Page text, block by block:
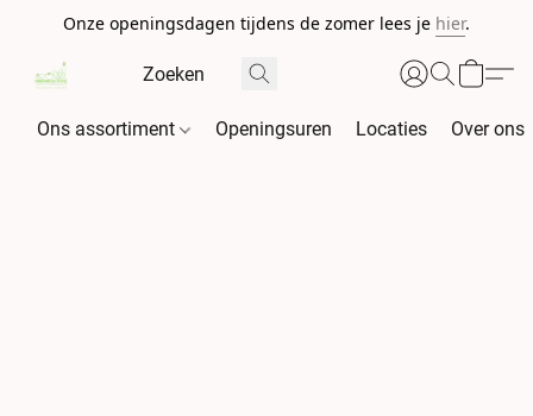
Onze openingsdagen tijdens de zomer lees je hier.
Ons assortiment Openingsuren Locaties Over ons